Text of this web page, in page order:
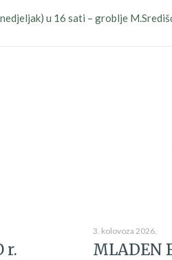
u 16 sati – groblje
r.
3. kolovoza 2026.
MLADEN